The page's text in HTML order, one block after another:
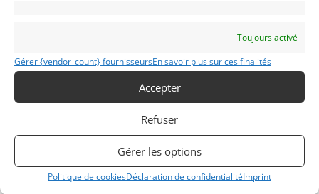
Toujours activé
Gérer {vendor_count} fournisseursEn savoir plus sur ces finalités
Accepter
Refuser
Gérer les options
Politique de cookiesDéclaration de confidentialitéImprint